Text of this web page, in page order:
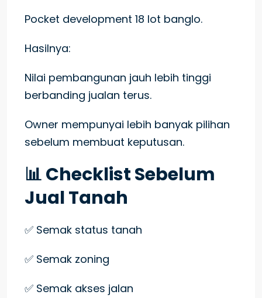
Pocket development 18 lot banglo.
Hasilnya:
Nilai pembangunan jauh lebih tinggi
berbanding jualan terus.
Owner mempunyai lebih banyak pilihan
sebelum membuat keputusan.
📊 Checklist Sebelum
Jual Tanah
✅ Semak status tanah
✅ Semak zoning
✅ Semak akses jalan